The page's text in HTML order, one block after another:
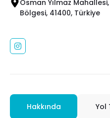
Osman Yılmaz
Bölgesi, 41400, Türkiye
Hakkında Yol